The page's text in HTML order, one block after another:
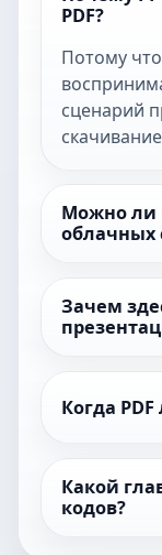
PDF?
Потому
сценарий
Можно ли
облачных
Зачем
Когда
Какой
кодов?